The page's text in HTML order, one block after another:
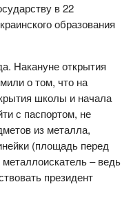
в 22
образования
Накануне открытия
о том, что на
школы и начала
с паспортом, не
из металла,
(площадь перед
– ведь
президент